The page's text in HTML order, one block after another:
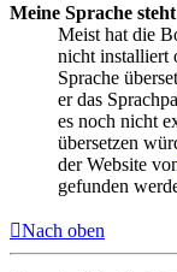
Meine Sprache
Meist hat die
nicht installiert
Sprache
er das
es noch nicht
übersetzen
der Website
gefunden
Nach oben